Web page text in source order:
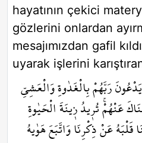
hayatının çekici
gözlerini onlardan
mesajımızdan gafil
uyarak işlerini
رَبَّهُمْ بِالْغَدٰوةِ وَالْعَشِيِّ
عَنْهُمْۚ تُر۪يدُ ز۪ينَةَ الْحَيٰوةِ
قَلْبَهُ عَنْ ذِكْرِنَا وَاتَّبَعَ هَوٰيهُ